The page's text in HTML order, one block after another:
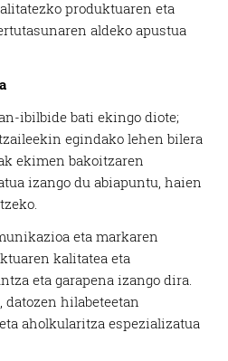
produktuaren eta
aldeko apustua
ibilbide bati ekingo diote;
egindako lehen bilera
ekimen bakoitzaren
izango du abiapuntu, haien
eta markaren
kalitatea eta
eta garapena izango dira.
hilabeteetan
aholkularitza espezializatua